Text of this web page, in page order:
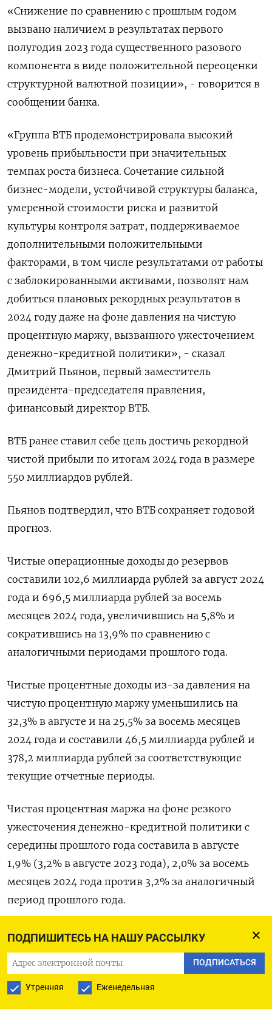
ПОДПИШИТЕСЬ НА НАШУ РАССЫЛКУ
ПОДПИСАТЬСЯ
Утренняя Еженедельная
«Снижение по сравнению с прошлым годом
вызвано наличием в результатах первого
полугодия 2023 года существенного разового
компонента в виде положительной переоценки
структурной валютной позиции», - говорится в
сообщении банка.
«Группа ВТБ продемонстрировала высокий
уровень прибыльности при значительных
темпах роста бизнеса. Сочетание сильной
бизнес-модели, устойчивой структуры баланса,
умеренной стоимости риска и развитой
культуры контроля затрат, поддерживаемое
дополнительными положительными
факторами, в том числе результатами от работы
с заблокированными активами, позволят нам
добиться плановых рекордных результатов в
2024 году даже на фоне давления на чистую
процентную маржу, вызванного ужесточением
денежно-кредитной политики», - сказал
Дмитрий Пьянов, первый заместитель
президента-председателя правления,
финансовый директор ВТБ.
ВТБ ранее ставил себе цель достичь рекордной
чистой прибыли по итогам 2024 года в размере
550 миллиардов рублей.
Пьянов подтвердил, что ВТБ сохраняет годовой
прогноз.
Чистые операционные доходы до резервов
составили 102,6 миллиарда рублей за август 2024
года и 696,5 миллиарда рублей за восемь
месяцев 2024 года, увеличившись на 5,8% и
сократившись на 13,9% по сравнению с
аналогичными периодами прошлого года.
Чистые процентные доходы из-за давления на
чистую процентную маржу уменьшились на
32,3% в августе и на 25,5% за восемь месяцев
2024 года и составили 46,5 миллиарда рублей и
378,2 миллиарда рублей за соответствующие
текущие отчетные периоды.
Чистая процентная маржа на фоне резкого
ужесточения денежно-кредитной политики с
середины прошлого года составила в августе
1,9% (3,2% в августе 2023 года), 2,0% за восемь
месяцев 2024 года против 3,2% за аналогичный
период прошлого года.
Чистые комиссионные доходы увеличились на
12,4% в августе 2024 года по сравнению с
аналогичным периодом прошлого года и
составили 25,4 миллиарда рублей. За восемь